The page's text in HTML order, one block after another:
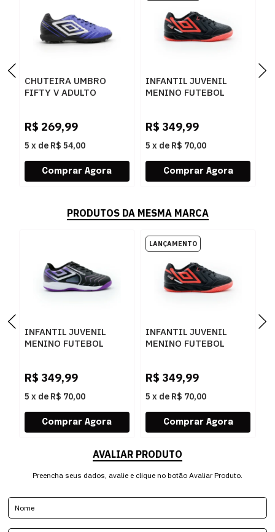
CHUTEIRA UMBRO
FIFTY V ADULTO
276394
R$ 269,99
5 x de R$ 54,00
INFANTIL JUVENIL
MENINO FUTEBOL
102PRETOCORALBRANCO
R$ 349,99
5 x de R$ 70,00
PRODUTOS DA MESMA MARCA
INFANTIL JUVENIL
MENINO FUTEBOL
100PRETOELECTRICPURPLEFURTACOR
R$ 349,99
5 x de R$ 70,00
INFANTIL JUVENIL
MENINO FUTEBOL
102PRETOCORALBRANCO
R$ 349,99
5 x de R$ 70,00
AVALIAR PRODUTO
Preencha seus dados, avalie e clique no botão Avaliar Produto.